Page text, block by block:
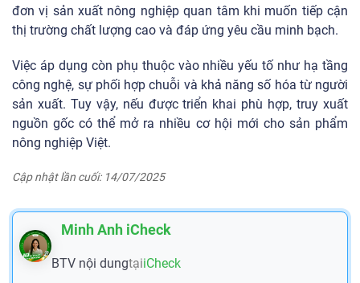
đơn vị sản xuất nông nghiệp quan tâm khi muốn tiếp cận
thị trường chất lượng cao và đáp ứng yêu cầu minh bạch.
Việc áp dụng còn phụ thuộc vào nhiều yếu tố như hạ tầng
công nghệ, sự phối hợp chuỗi và khả năng số hóa từ người
sản xuất. Tuy vậy, nếu được triển khai phù hợp, truy xuất
nguồn gốc có thể mở ra nhiều cơ hội mới cho sản phẩm
nông nghiệp Việt.
Cập nhật lần cuối: 14/07/2025
Minh Anh iCheck
BTV nội dungtạiiCheck